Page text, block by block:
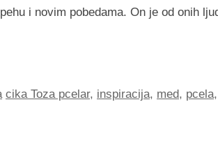
i novim pobedama. On je od onih
cika Toza pcelar, inspiracija, med, pcela,